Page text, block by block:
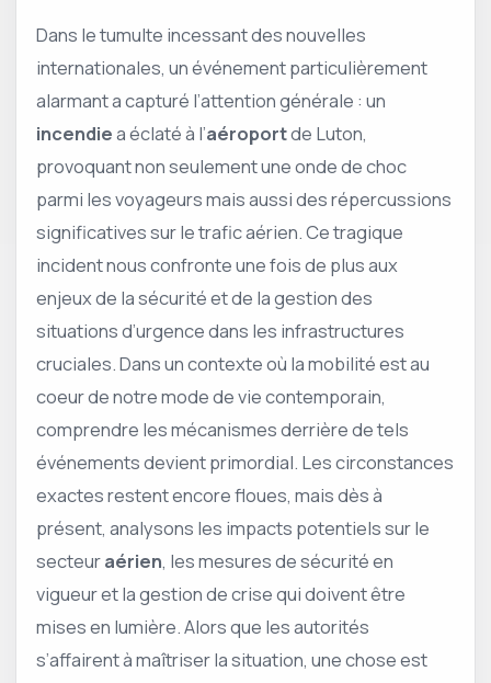
Dans le tumulte incessant des nouvelles
internationales, un événement particulièrement
alarmant a capturé l’attention générale : un
incendiea éclaté à l’aéroportde Luton,
provoquant non seulement une onde de choc
parmi les voyageurs mais aussi des répercussions
significatives sur le trafic aérien. Ce tragique
incident nous confronte une fois de plus aux
enjeux de la sécurité et de la gestion des
situations d’urgence dans les infrastructures
cruciales. Dans un contexte où la mobilité est au
coeur de notre mode de vie contemporain,
comprendre les mécanismes derrière de tels
événements devient primordial. Les circonstances
exactes restent encore floues, mais dès à
présent, analysons les impacts potentiels sur le
secteuraérien, les mesures de sécurité en
vigueur et la gestion de crise qui doivent être
mises en lumière. Alors que les autorités
s’affairent à maîtriser la situation, une chose est